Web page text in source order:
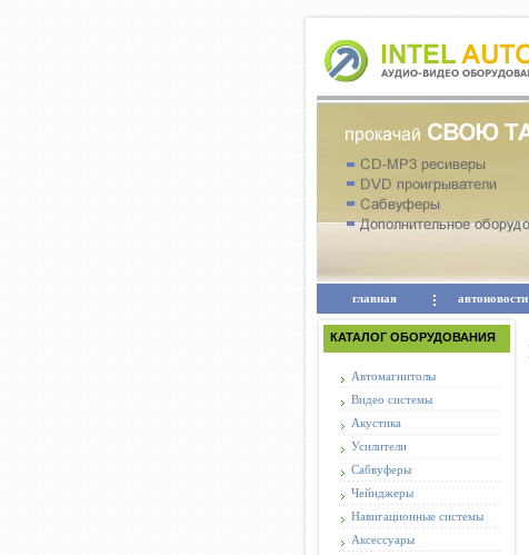
главная автоновости
КАТАЛОГ ОБОРУДОВАНИЯ
Автомагнитолы
Видео системы
Акустика
Усилители
Сабвуферы
Чейнджеры
Навигационные системы
Аксессуары